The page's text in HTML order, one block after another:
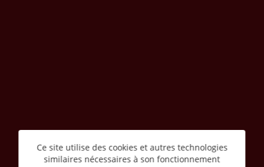
Ce site utilise des cookies et autres technologies
similaires nécessaires à son fonctionnement